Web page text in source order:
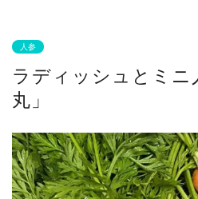
人参
ラディッシュとミニ
丸」